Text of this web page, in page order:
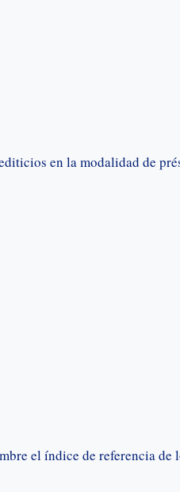
en la modalidad de
el índice de referencia de